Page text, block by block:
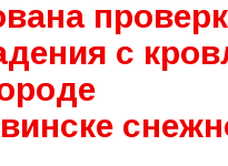
с